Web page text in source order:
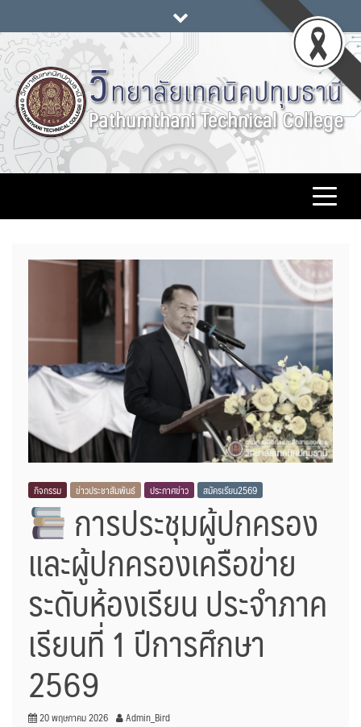
to
content
วิทยาลัยเทคนิคปทุมธานี
www.pttc.ac.th
กิจกรรม ข่าวประชาสัมพันธ์ ประกาศข่าว สมัครเรียน2569
การประชุมผู้ปกครอง
และผู้ปกครองเครือข่าย
ระดับห้องเรียน ประจำภาค
เรียนที่ 1 ปีการศึกษา
2569
20 พฤษภาคม 2026 Admin_Bird